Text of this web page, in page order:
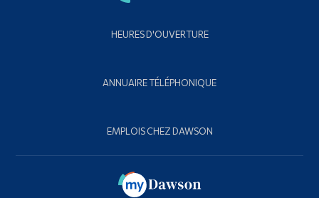
HEURES D'OUVERTURE
ANNUAIRE TÉLÉPHONIQUE
EMPLOIS CHEZ DAWSON